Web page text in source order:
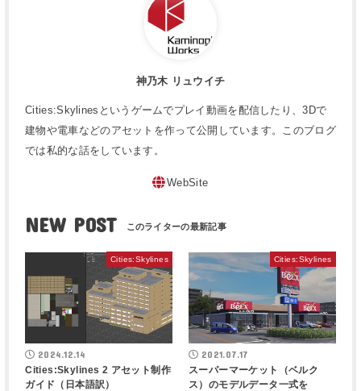
神乃木 リュウイチ
Cities:Skylinesというゲームでプレイ動画を配信したり、3Dで
建物や電車などのアセットを作って公開しています。このブログ
では私的な話をしています。
WebSite
NEW POST
Cities:Skylines
2024.12.14
Cities:Skylines 2 アセット制作
ガイド（日本語訳）
Cities:Skylines
2021.07.17
スーパーマーケット（ベルク
ス）のモデルデータ一式を